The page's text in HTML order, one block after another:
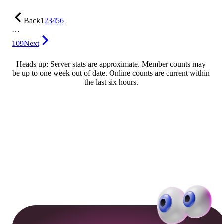
Back123456
…
109Next
Heads up: Server stats are approximate. Member counts may
be up to one week out of date. Online counts are current within
the last six hours.